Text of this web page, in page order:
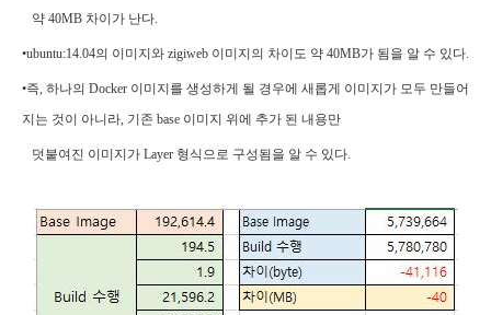
약 40MB 차이가 난다.
•ubuntu:14.04의 이미지와 zigiweb 이미지의 차이도 약 40MB가 됨을 알 수 있다.
•즉, 하나의 Docker 이미지를 생성하게 될 경우에 새롭게 이미지가 모두 만들어
지는 것이 아니라, 기존 base 이미지 위에 추가 된 내용만
덧붙여진 이미지가 Layer 형식으로 구성됨을 알 수 있다.